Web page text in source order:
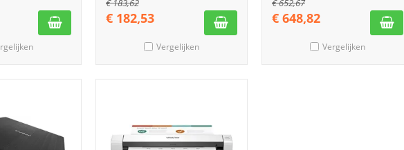
€183,62
€ 182,53
Vergelijken
€652,67
€ 648,82
Vergelijken